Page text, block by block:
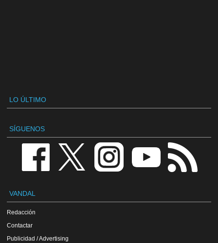
LO ÚLTIMO
SÍGUENOS
VANDAL
Redacción
Contactar
Publicidad / Advertising